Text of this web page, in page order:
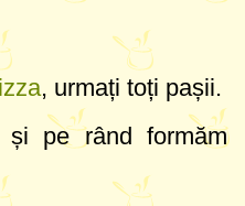
, urmați toți pașii.
pe rând formăm